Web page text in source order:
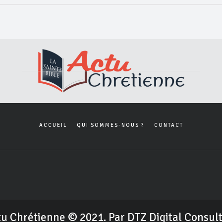
ACCUEIL QUI SOMMES-NOUS ? CONTACT
Chrétienne © 2021. Par DTZ Digital